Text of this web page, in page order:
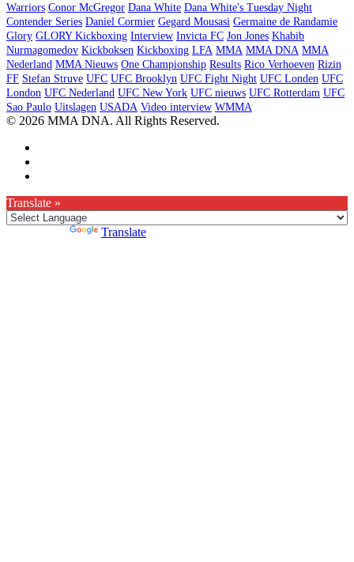
Warriors Conor McGregor Dana White Dana White's Tuesday Night
Contender Series Daniel Cormier Gegard Mousasi Germaine de Randamie
Glory GLORY Kickboxing Interview Invicta FC Jon Jones Khabib
Nurmagomedov Kickboksen Kickboxing LFA MMA MMA DNA MMA
Nederland MMA Nieuws One Championship Results Rico Verhoeven Rizin
FF Stefan Struve UFC UFC Brooklyn UFC Fight Night UFC Londen UFC
London UFC Nederland UFC New York UFC nieuws UFC Rotterdam UFC
Sao Paulo Uitslagen USADA Video interview WMMA
© 2026 MMA DNA. All Rights Reserved.
Translate »
Translate